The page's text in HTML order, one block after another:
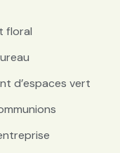
floral
d’espaces vert